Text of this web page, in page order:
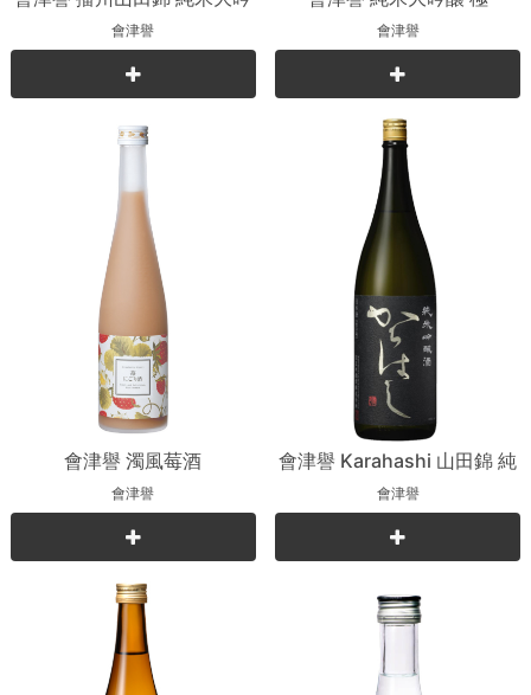
釀
會津譽 會津譽
會津譽 濁風莓酒
會津譽
會津譽 Karahashi 山田錦 純
米吟釀
會津譽